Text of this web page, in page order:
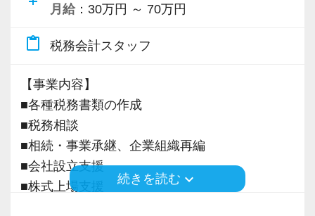
事務所としてもライフワークバランスを大切に
してほしいと考えており、夏休みは9連休取得推
奨！
よりメリハリのある働き方を目指しています。
また、受験生の方には試験休みを付与し勉強と
仕事が両立しやすい環境を整えています。
は士業や金融機関・大手ハウスメーカーなど。
長を続けています。
目指すのは「一流の問題解決屋」です。
その実現に向けて、やる気のある魅力的な人材
をどんどん増やしていきたいと思っています。
【効率&チームワークを大事にしながら仕事をし
ています！】
ップ！】
力業務。
慣れてきたら先輩と一緒にお客様先に行ってみ
るなど、幅広い業務を経験していただきたいと
思っています。
もちろん、会計の基礎的な知識や会計ソフトの
月給 ：30万円 ～ 70万円
content_paste 税務会計スタッフ
【事業内容】
■各種税務書類の作成
■税務相談
■相続・事業承継、企業組織再編
■会社設立支援
■株式上場支援
続きを読む keyboard_arrow_down